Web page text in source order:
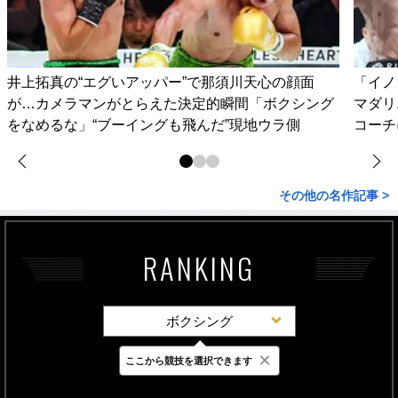
井上拓真の“エグいアッパー”で那須川天心の顔面
が…カメラマンがとらえた決定的瞬間「ボクシング
をなめるな」“ブーイングも飛んだ”現地ウラ側
「イ
マダ
コー
その他の名作記事 >
RANKING
ボクシング
最新 24時間 週間
ここから競技を選択できます ×